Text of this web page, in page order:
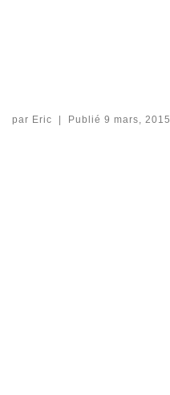
par Eric Publié 9 mars, 2015